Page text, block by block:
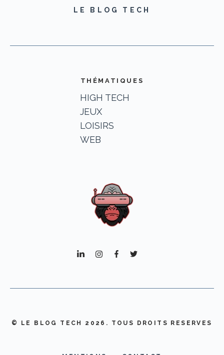
LE BLOG TECH
THÉMATIQUES
HIGH TECH
JEUX
LOISIRS
WEB
© LE BLOG TECH 2026. TOUS DROITS RESERVES